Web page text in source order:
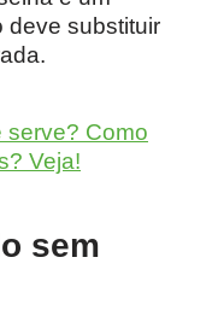
deve substituir
serve? Como
Veja!
sem